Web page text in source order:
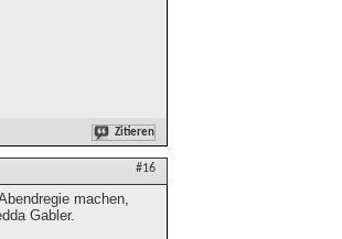
Zitieren
#16
machen,
Gabler.